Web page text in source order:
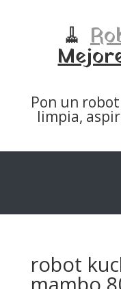
🧹
Pon un
limpia,
robot